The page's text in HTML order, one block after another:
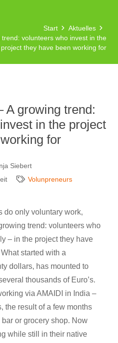
Start
Aktuelles
volunteers who invest in the
project they have been working for
A growing trend:
in the project
for
Siebert
Volunpreneurs
do only voluntary work,
trend: volunteers who
– in the project they have
started with a
dollars, has mounted to
thousands of Euro’s.
via AMAIDI in India –
the result of a few months
or grocery shop. Now
while still in their native